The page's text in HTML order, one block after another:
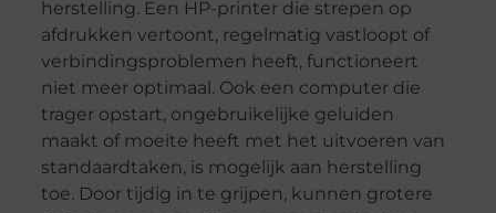
herstelling. Een HP-printer die strepen op
afdrukken vertoont, regelmatig vastloopt of
verbindingsproblemen heeft, functioneert
niet meer optimaal. Ook een computer die
trager opstart, ongebruikelijke geluiden
maakt of moeite heeft met het uitvoeren van
standaardtaken, is mogelijk aan herstelling
toe. Door tijdig in te grijpen, kunnen grotere